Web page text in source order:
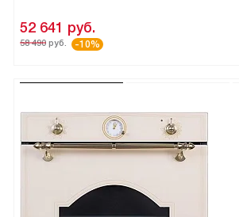
52 641 руб.
58 490 руб. -10%